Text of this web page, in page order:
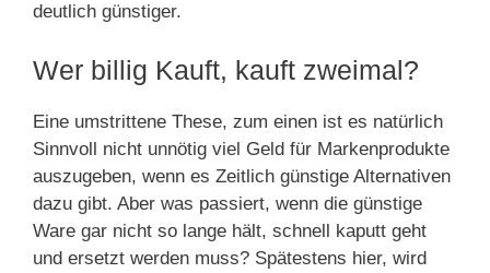
deutlich günstiger.
Wer billig Kauft, kauft zweimal?
Eine umstrittene These, zum einen ist es natürlich
Sinnvoll nicht unnötig viel Geld für Markenprodukte
auszugeben, wenn es Zeitlich günstige Alternativen
dazu gibt. Aber was passiert, wenn die günstige
Ware gar nicht so lange hält, schnell kaputt geht
und ersetzt werden muss? Spätestens hier, wird